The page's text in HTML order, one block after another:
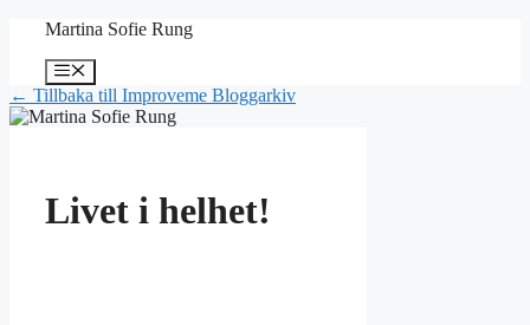
Hoppa
innehåll
Martina Sofie Rung
Meny
← Tillbaka till Improveme Bloggarkiv
Livet i helhet!